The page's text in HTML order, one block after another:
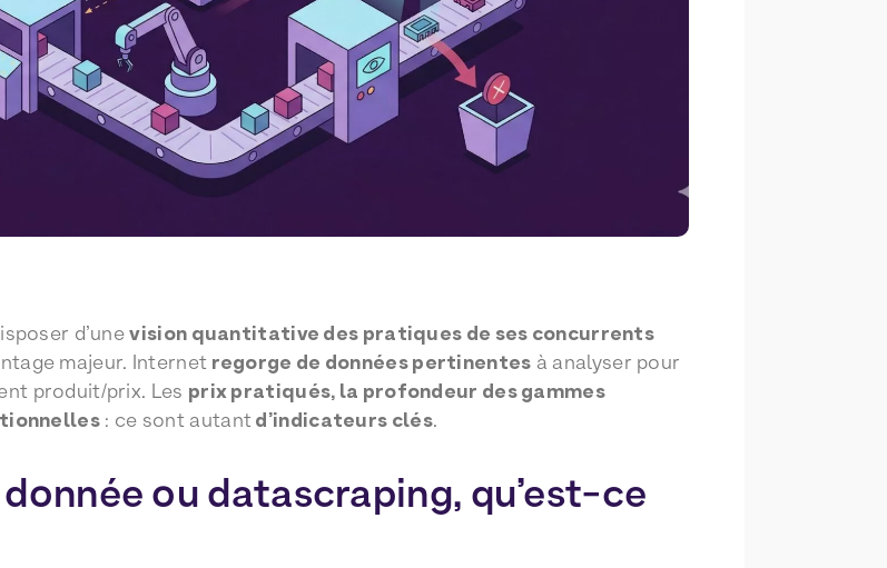
d’unevision quantitative des pratiques de ses concurrents
majeur. Internet regorge de données pertinentes à analyser pour
produit/prix. Les prix pratiqués, la profondeur des gammes
: ce sont autant d’indicateurs clés.
ou datascraping, qu’est-ce